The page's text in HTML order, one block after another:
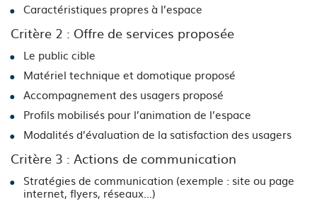
Caractéristiques propres à l’espace
Critère 2 : Offre de services proposée
Le public cible
Matériel technique et domotique proposé
Accompagnement des usagers proposé
Profils mobilisés pour l’animation de l’espace
Modalités d’évaluation de la satisfaction des usagers
Critère 3 : Actions de communication
Stratégies de communication (exemple : site ou page
internet, flyers, réseaux…)